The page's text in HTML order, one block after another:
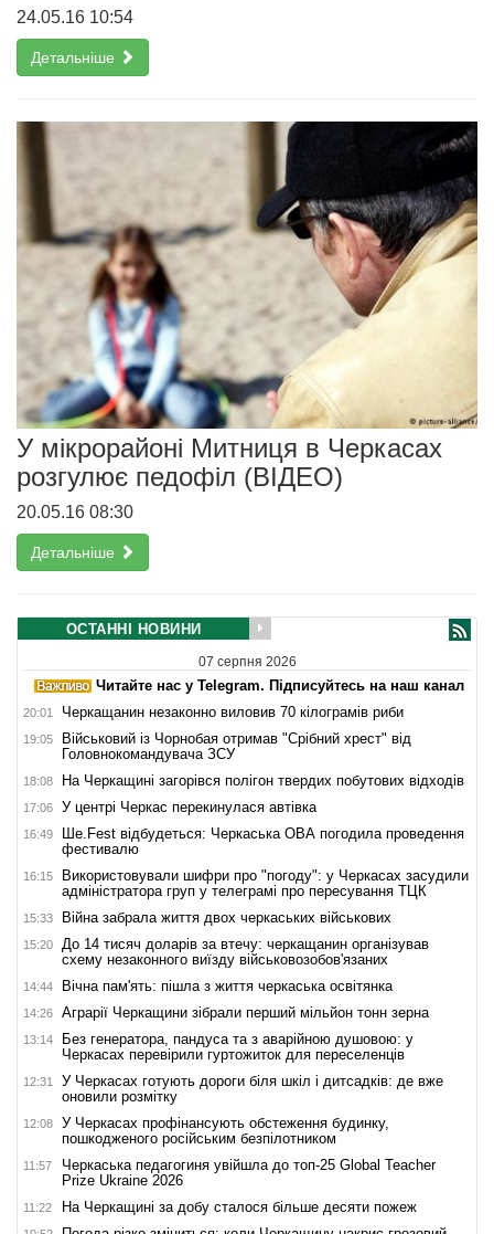
24.05.16 10:54
Детальніше
У мікрорайоні Митниця в Черкасах
розгулює педофіл (ВІДЕО)
20.05.16 08:30
Детальніше
ОСТАННІ НОВИНИ
07 серпня 2026
Читайте нас у Telegram. Підписуйтесь на наш канал
20:01 Черкащанин незаконно виловив 70 кілограмів риби
19:05
Військовий із Чорнобая отримав "Срібний хрест" від
Головнокомандувача ЗСУ
18:08 На Черкащині загорівся полігон твердих побутових відходів
17:06 У центрі Черкас перекинулася автівка
16:49
Ше.Fest відбудеться: Черкаська ОВА погодила проведення
фестивалю
16:15
Використовували шифри про "погоду": у Черкасах засудили
адміністратора груп у телеграмі про пересування ТЦК
15:33 Війна забрала життя двох черкаських військових
15:20
До 14 тисяч доларів за втечу: черкащанин організував
схему незаконного виїзду військовозобов'язаних
14:44 Вічна пам'ять: пішла з життя черкаська освітянка
14:26 Аграрії Черкащини зібрали перший мільйон тонн зерна
13:14
Без генератора, пандуса та з аварійною душовою: у
Черкасах перевірили гуртожиток для переселенців
12:31
У Черкасах готують дороги біля шкіл і дитсадків: де вже
оновили розмітку
12:08
У Черкасах профінансують обстеження будинку,
пошкодженого російським безпілотником
11:57
Черкаська педагогиня увійшла до топ-25 Global Teacher
Prize Ukraine 2026
11:22 На Черкащині за добу сталося більше десяти пожеж